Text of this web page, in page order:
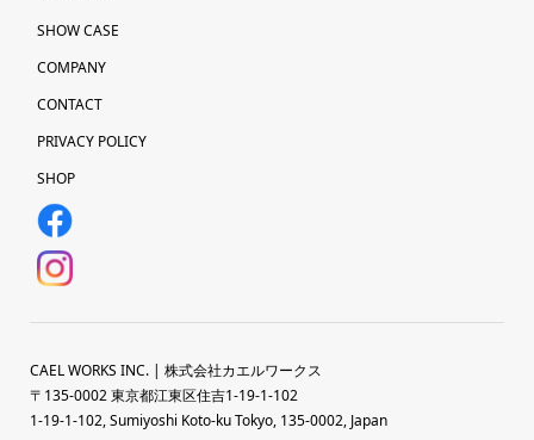
SHOW CASE
COMPANY
CONTACT
PRIVACY POLICY
SHOP
CAEL WORKS INC. | 株式会社カエルワークス
〒135-0002 東京都江東区住吉1-19-1-102
1-19-1-102, Sumiyoshi Koto-ku Tokyo, 135-0002, Japan